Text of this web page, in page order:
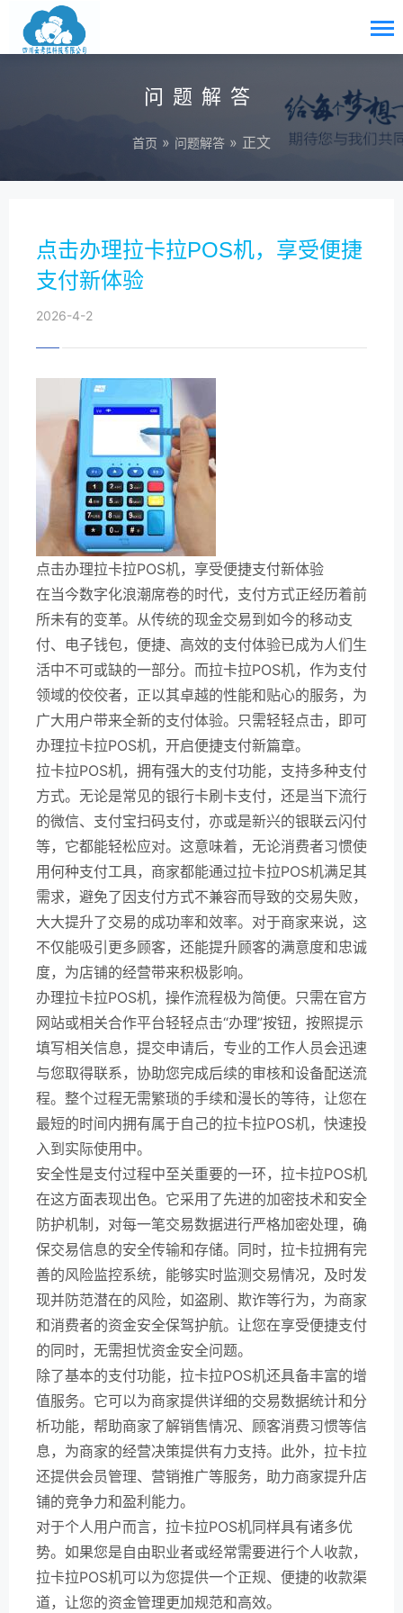
问题解答
首页 » 问题解答 » 正文
点击办理拉卡拉POS机，享受便捷
支付新体验
2026-4-2
点击办理拉卡拉POS机，享受便捷支付新体验
在当今数字化浪潮席卷的时代，支付方式正经历着前
所未有的变革。从传统的现金交易到如今的移动支
付、电子钱包，便捷、高效的支付体验已成为人们生
活中不可或缺的一部分。而拉卡拉POS机，作为支付
领域的佼佼者，正以其卓越的性能和贴心的服务，为
广大用户带来全新的支付体验。只需轻轻点击，即可
办理拉卡拉POS机，开启便捷支付新篇章。
拉卡拉POS机，拥有强大的支付功能，支持多种支付
方式。无论是常见的银行卡刷卡支付，还是当下流行
的微信、支付宝扫码支付，亦或是新兴的银联云闪付
等，它都能轻松应对。这意味着，无论消费者习惯使
用何种支付工具，商家都能通过拉卡拉POS机满足其
需求，避免了因支付方式不兼容而导致的交易失败，
大大提升了交易的成功率和效率。对于商家来说，这
不仅能吸引更多顾客，还能提升顾客的满意度和忠诚
度，为店铺的经营带来积极影响。
办理拉卡拉POS机，操作流程极为简便。只需在官方
网站或相关合作平台轻轻点击“办理”按钮，按照提示
填写相关信息，提交申请后，专业的工作人员会迅速
与您取得联系，协助您完成后续的审核和设备配送流
程。整个过程无需繁琐的手续和漫长的等待，让您在
最短的时间内拥有属于自己的拉卡拉POS机，快速投
入到实际使用中。
安全性是支付过程中至关重要的一环，拉卡拉POS机
在这方面表现出色。它采用了先进的加密技术和安全
防护机制，对每一笔交易数据进行严格加密处理，确
保交易信息的安全传输和存储。同时，拉卡拉拥有完
善的风险监控系统，能够实时监测交易情况，及时发
现并防范潜在的风险，如盗刷、欺诈等行为，为商家
和消费者的资金安全保驾护航。让您在享受便捷支付
的同时，无需担忧资金安全问题。
除了基本的支付功能，拉卡拉POS机还具备丰富的增
值服务。它可以为商家提供详细的交易数据统计和分
析功能，帮助商家了解销售情况、顾客消费习惯等信
息，为商家的经营决策提供有力支持。此外，拉卡拉
还提供会员管理、营销推广等服务，助力商家提升店
铺的竞争力和盈利能力。
对于个人用户而言，拉卡拉POS机同样具有诸多优
势。如果您是自由职业者或经常需要进行个人收款，
拉卡拉POS机可以为您提供一个正规、便捷的收款渠
道，让您的资金管理更加规范和高效。